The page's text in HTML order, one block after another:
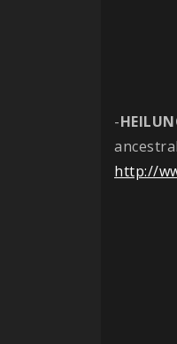
-
http://